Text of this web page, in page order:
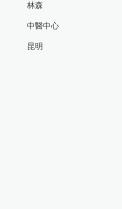
林森
中醫中心
昆明